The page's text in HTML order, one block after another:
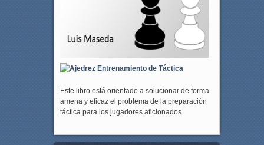
Este libro está orientado a solucionar de forma
amena y eficaz el problema de la preparación
táctica para los jugadores aficionados